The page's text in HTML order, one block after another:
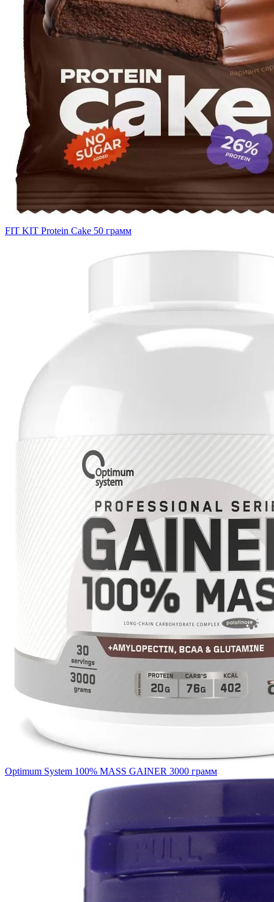
FIT KIT Protein Cake 50 грамм
Optimum System 100% MASS GAINER 3000 грамм